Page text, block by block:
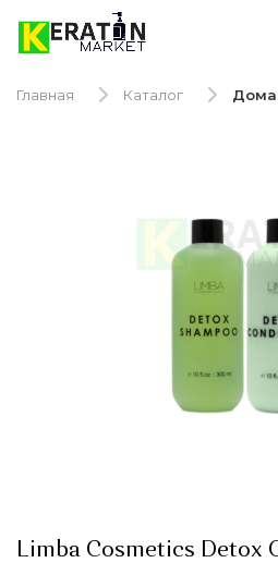
Главная Каталог
Limba Cosmetics Detox